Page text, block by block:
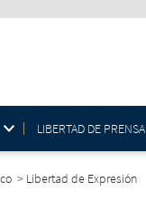
LIBERTAD DE PRENSA
> Libertad de Expresión